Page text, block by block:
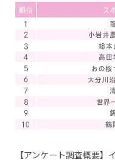
【アンケート調査概要